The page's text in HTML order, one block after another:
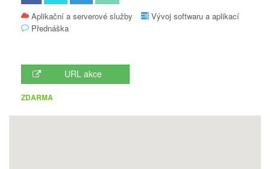
Aplikační a serverové služby
Vývoj softwaru a aplikací
Přednáška
URL akce
ZDARMA